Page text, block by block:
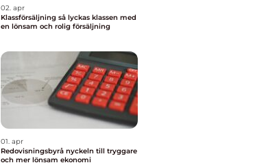
02. apr
Klassförsäljning så lyckas klassen med
en lönsam och rolig försäljning
01. apr
Redovisningsbyrå nyckeln till tryggare
och mer lönsam ekonomi